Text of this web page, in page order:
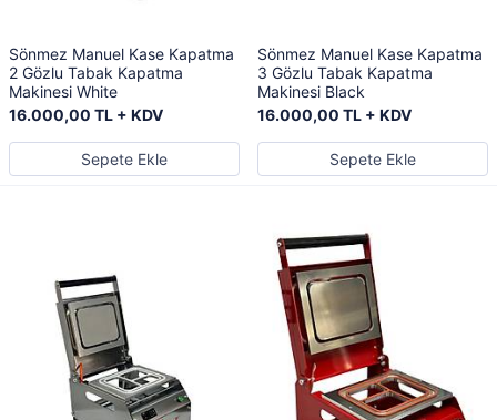
Sönmez Manuel Kase Kapatma
2 Gözlu Tabak Kapatma
Makinesi White
16.000,00 TL + KDV
Sepete Ekle
Sönmez Manuel Kase Kapatma
3 Gözlu Tabak Kapatma
Makinesi Black
16.000,00 TL + KDV
Sepete Ekle